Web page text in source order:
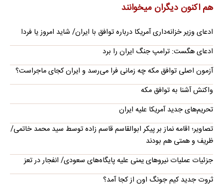
هم اکنون دیگران میخوانند
ادعای وزیر خزانه‌داری آمریکا درباره توافق با ایران/ شاید امروز یا فردا
ادعای هگست: ترامپ جنگ ایران را برد
آزمون اصلی توافق مکه چه زمانی فرا می‌رسد و ایران کجای ماجراست؟
واکنش آشنا به توافق مکه
تحریم‌های جدید آمریکا علیه ایران
تصاویر؛ اقامه نماز بر پیکر ابوالقاسم قاسم زاده توسط سید محمد خاتمی/
ظریف و همتی هم بودند
جزئیات عملیات نیروهای یمنی علیه پایگاه‌های سعودی/ انفجار در تعز
ثروت جدید کیم جونگ اون از کجا آمد؟